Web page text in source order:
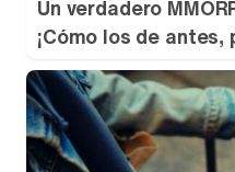
Un verdadero
¡Cómo los de antes,